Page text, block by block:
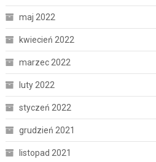
maj 2022
kwiecień 2022
marzec 2022
luty 2022
styczeń 2022
grudzień 2021
listopad 2021